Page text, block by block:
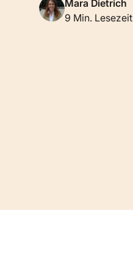
Mara Dietrich
9 Min. Lesezeit